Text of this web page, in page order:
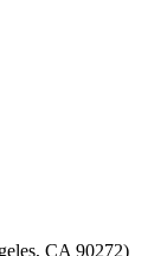
CA 90272)